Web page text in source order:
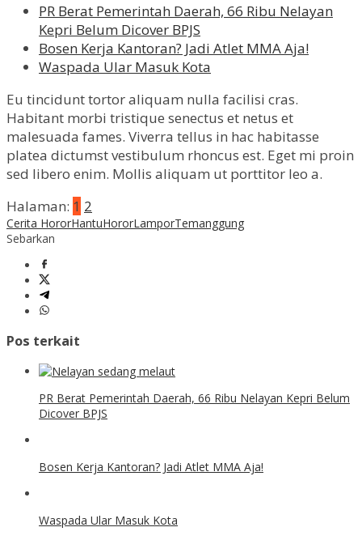
PR Berat Pemerintah Daerah, 66 Ribu Nelayan
Kepri Belum Dicover BPJS
Bosen Kerja Kantoran? Jadi Atlet MMA Aja!
Waspada Ular Masuk Kota
Eu tincidunt tortor aliquam nulla facilisi cras.
Habitant morbi tristique senectus et netus et
malesuada fames. Viverra tellus in hac habitasse
platea dictumst vestibulum rhoncus est. Eget mi proin
sed libero enim. Mollis aliquam ut porttitor leo a.
Halaman: 1 2
Cerita HororHantuHororLamporTemanggung
Sebarkan
Pos terkait
PR Berat Pemerintah Daerah, 66 Ribu Nelayan Kepri Belum
Dicover BPJS
Bosen Kerja Kantoran? Jadi Atlet MMA Aja!
Waspada Ular Masuk Kota